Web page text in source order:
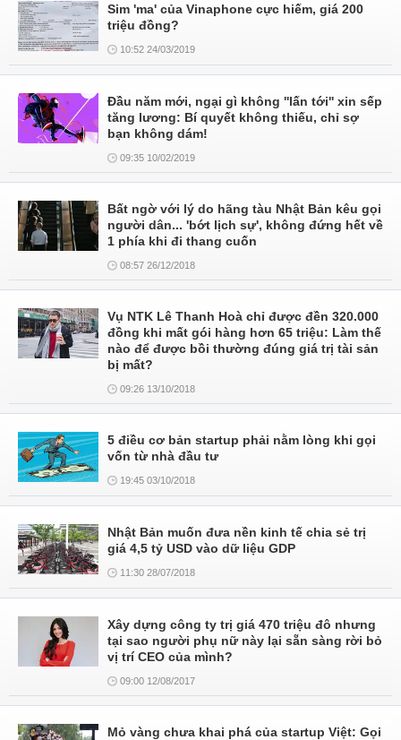
Sim 'ma' của Vinaphone cực hiếm, giá 200
triệu đồng?
10:52 24/03/2019
Đầu năm mới, ngại gì không ''lấn tới'' xin sếp
tăng lương: Bí quyết không thiếu, chỉ sợ
bạn không dám!
09:35 10/02/2019
Bất ngờ với lý do hãng tàu Nhật Bản kêu gọi
người dân... 'bớt lịch sự', không đứng hết về
1 phía khi đi thang cuốn
08:57 26/12/2018
Vụ NTK Lê Thanh Hoà chỉ được đền 320.000
đồng khi mất gói hàng hơn 65 triệu: Làm thế
nào để được bồi thường đúng giá trị tài sản
bị mất?
09:26 13/10/2018
5 điều cơ bản startup phải nằm lòng khi gọi
vốn từ nhà đầu tư
19:45 03/10/2018
Nhật Bản muốn đưa nền kinh tế chia sẻ trị
giá 4,5 tỷ USD vào dữ liệu GDP
11:30 28/07/2018
Xây dựng công ty trị giá 470 triệu đô nhưng
tại sao người phụ nữ này lại sẵn sàng rời bỏ
vị trí CEO của mình?
09:00 12/08/2017
Mỏ vàng chưa khai phá của startup Việt: Gọi